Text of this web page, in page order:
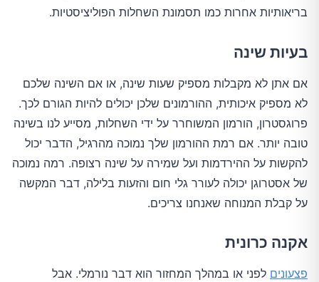
בריאותיות אחרות כמו תסמונת השחלות הפוליציסטיות.
בעיות שינה
אם אתן לא מקבלות מספיק שעות שינה, או אם השינה שלכם
לא מספיק איכותית, ההורמונים שלכן יכולים להיות הגורם לכך.
פרוגסטרון, הורמון המשוחרר על ידי השחלות, מסייע לנו בשינה
טובה יותר. אם רמת ההורמון שלך נמוכה מהרגיל, הדבר יכול
להקשות על ההירדמות ועל שמירה על שינה רצופה. רמה נמוכה
של אסטרוגן יכולה לעורר גלי חום והזעות בלילה, דבר המקשה
על קבלת המנוחה שאנחנו צריכים.
אקנה כרונית
פצעונים לפני או במהלך המחזור הוא דבר נורמלי. אבל